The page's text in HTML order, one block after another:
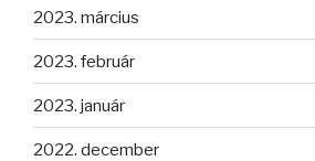
2023. március
2023. február
2023. január
2022. december